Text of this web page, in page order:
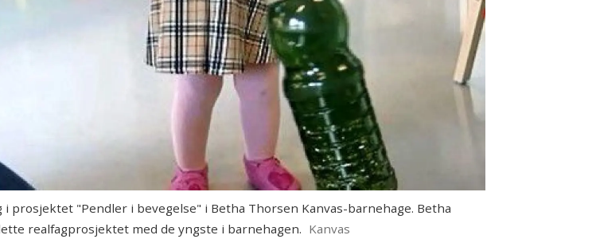
prosjektet "Pendler i bevegelse" i Betha Thorsen Kanvas-barnehage. Betha
realfagprosjektet med de yngste i barnehagen. Kanvas